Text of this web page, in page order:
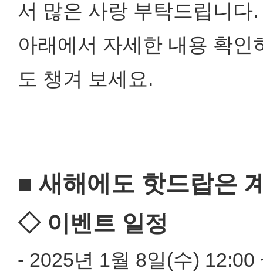
서 많은 사랑 부탁드립니다.
아래에서 자세한 내용 확
도 챙겨 보세요.
■ 새해에도 핫드랍은
◇ 이벤트 일정
- 2025년 1월 8일(수)